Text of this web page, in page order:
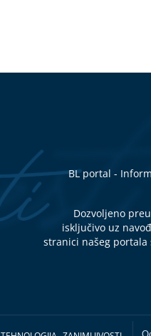
BL portal -
Dozvoljeno
isključivo uz
stranici našeg portala